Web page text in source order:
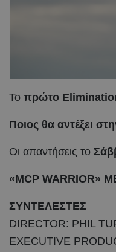
Το πρώτο
Ποιος θα αντέξει
Οι απαντήσεις το
«MCP
ΣΥΝΤΕΛΕΣΤΕΣ
DIRECTOR: PHIL
EXECUTIVE